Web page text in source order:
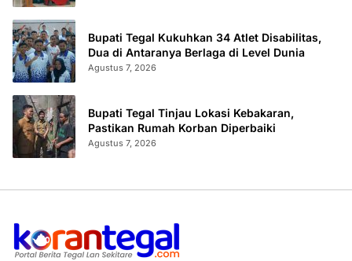
Bupati Tegal Kukuhkan 34 Atlet Disabilitas,
Dua di Antaranya Berlaga di Level Dunia
Agustus 7, 2026
Bupati Tegal Tinjau Lokasi Kebakaran,
Pastikan Rumah Korban Diperbaiki
Agustus 7, 2026